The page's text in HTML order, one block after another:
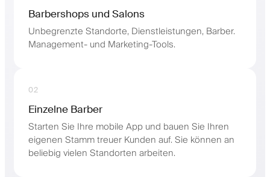
Barbershops und Salons
Unbegrenzte Standorte, Dienstleistungen, Barber.
Management- und Marketing-Tools.
02
Einzelne Barber
Starten Sie Ihre mobile App und bauen Sie Ihren
eigenen Stamm treuer Kunden auf. Sie können an
beliebig vielen Standorten arbeiten.